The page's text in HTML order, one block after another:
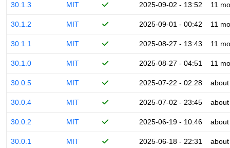
30.1.3 MIT 2025-09-02 - 13:52 11
30.1.2 MIT 2025-09-01 - 00:42 11
30.1.1 MIT 2025-08-27 - 13:43 11
30.1.0 MIT 2025-08-27 - 04:51 11
30.0.5 MIT 2025-07-22 - 02:28
30.0.4 MIT 2025-07-02 - 23:45
30.0.2 MIT 2025-06-19 - 10:46
30.0.1 MIT 2025-06-18 - 22:31